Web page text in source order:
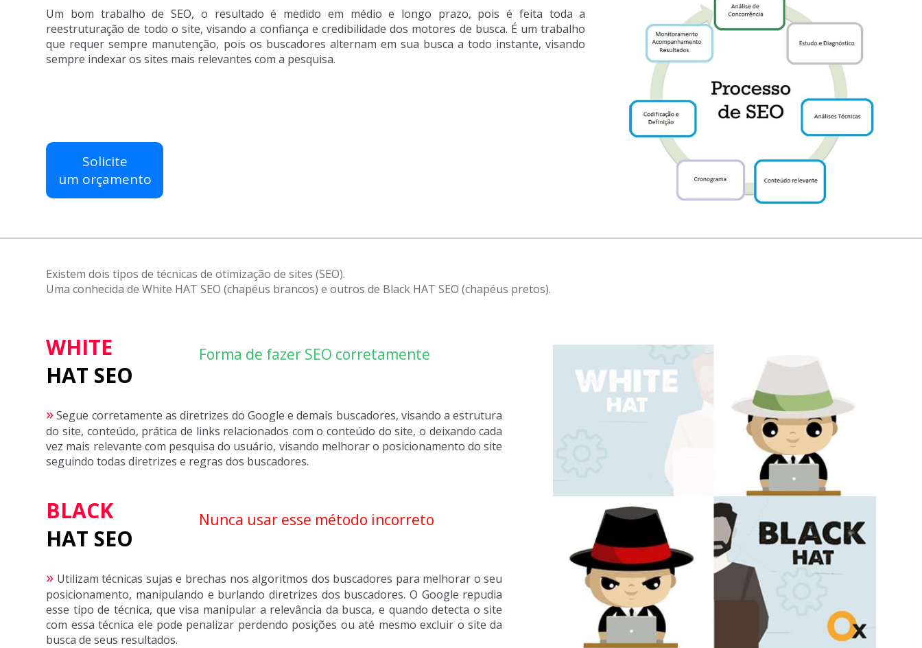
Um bom trabalho de SEO, o resultado é medido em médio e longo prazo, pois é feita toda a
reestruturação de todo o site, visando a confiança e credibilidade dos motores de busca. É um trabalho
que requer sempre manutenção, pois os buscadores alternam em sua busca a todo instante, visando
sempre indexar os sites mais relevantes com a pesquisa.
Solicite
um orçamento
Existem dois tipos de técnicas de otimização de sites (SEO).
Uma conhecida de White HAT SEO (chapéus brancos) e outros de Black HAT SEO (chapéus pretos).
WHITE
HAT SEO
Forma de fazer SEO corretamente
»Segue corretamente as diretrizes do Google e demais buscadores, visando a estrutura
do site, conteúdo, prática de links relacionados com o conteúdo do site, o deixando cada
vez mais relevante com pesquisa do usuário, visando melhorar o posicionamento do site
seguindo todas diretrizes e regras dos buscadores.
BLACK
HAT SEO
Nunca usar esse método incorreto
» Utilizam técnicas sujas e brechas nos algoritmos dos buscadores para melhorar o seu
posicionamento, manipulando e burlando diretrizes dos buscadores. O Google repudia
esse tipo de técnica, que visa manipular a relevância da busca, e quando detecta o site
com essa técnica ele pode penalizar perdendo posições ou até mesmo excluir o site da
busca de seus resultados.